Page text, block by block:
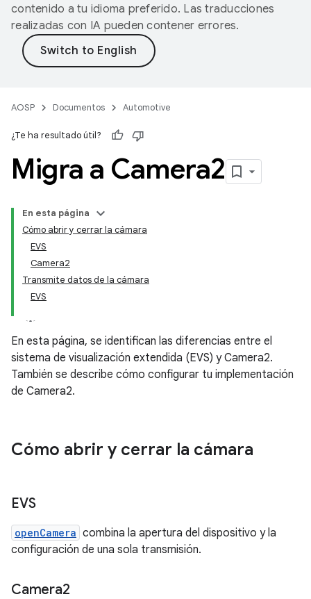
contenido a tu idioma preferido. Las traducciones
realizadas con IA pueden contener errores.
AOSP Documentos Automotive
¿Te ha resultado útil?
Migra a Camera2
En esta página
Cómo abrir y cerrar la cámara
EVS
Camera2
Transmite datos de la cámara
EVS
En esta página, se identifican las diferencias entre el
sistema de visualización extendida (EVS) y Camera2.
También se describe cómo configurar tu implementación
de Camera2.
Cómo abrir y cerrar la cámara
EVS
openCamera combina la apertura del dispositivo y la
configuración de una sola transmisión.
Camera2